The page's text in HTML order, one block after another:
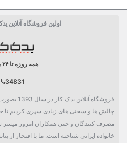
اولین فروشگاه آنلاین
همه روزه تا ۲۴ بامداد
34831
فروشگاه
چالش ها و سختی های زیادی سپری کردیم تا
مصرف کنندگان و حتی همکاران امروز میسر
خانواده ایرانی شناخته است. ما با افتخار از